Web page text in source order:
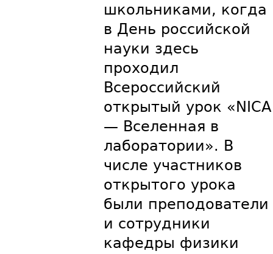
школьниками, когда
в День российской
науки здесь
проходил
Всероссийский
открытый урок «NICA
— Вселенная в
лаборатории». В
числе участников
открытого урока
были преподователи
и сотрудники
кафедры физики